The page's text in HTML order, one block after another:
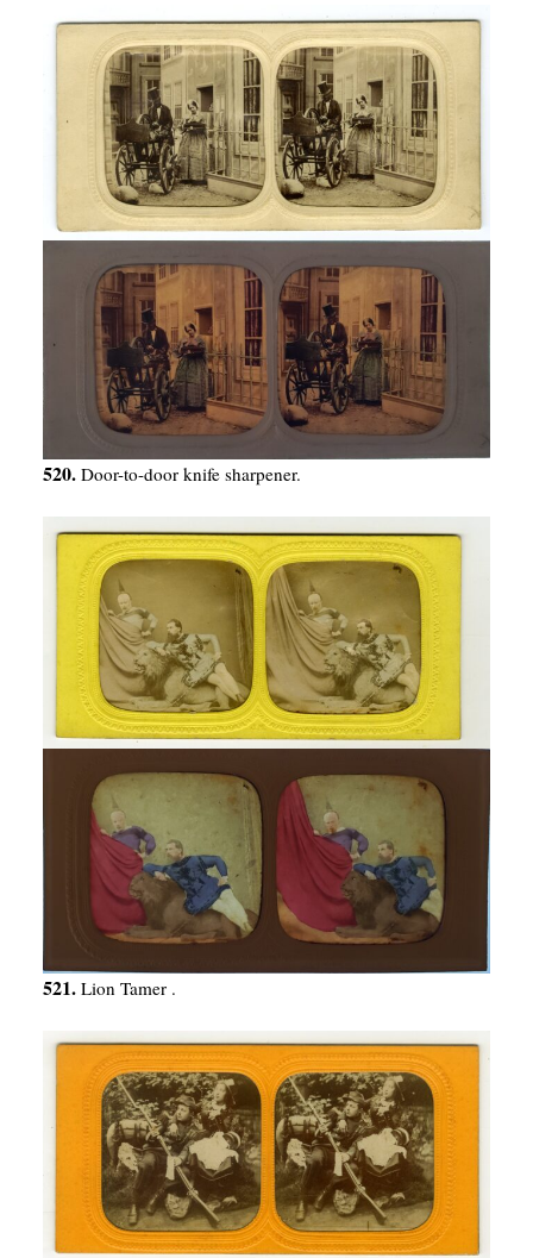
520. Door-to-door knife sharpener.
521. Lion Tamer .